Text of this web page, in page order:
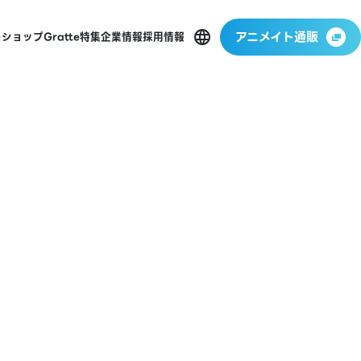
ョップGratte特集企業情報採用情報 アニメイト通販